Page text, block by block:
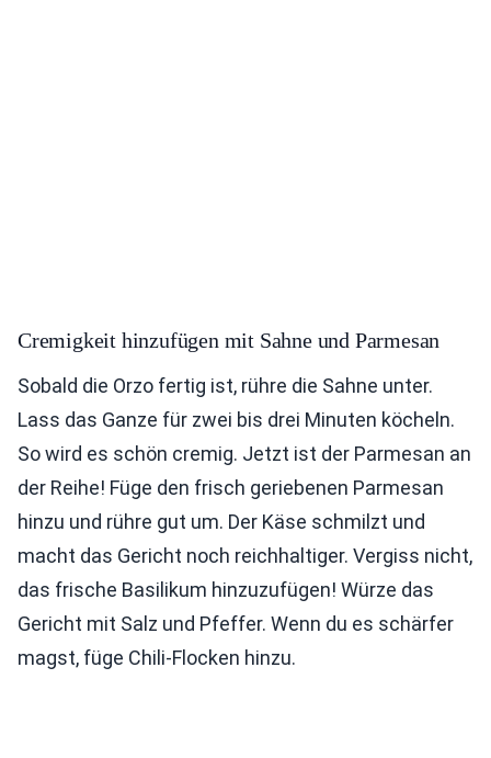
Cremigkeit hinzufügen mit Sahne und Parmesan
Sobald die Orzo fertig ist, rühre die Sahne unter.
Lass das Ganze für zwei bis drei Minuten köcheln.
So wird es schön cremig. Jetzt ist der Parmesan an
der Reihe! Füge den frisch geriebenen Parmesan
hinzu und rühre gut um. Der Käse schmilzt und
macht das Gericht noch reichhaltiger. Vergiss nicht,
das frische Basilikum hinzuzufügen! Würze das
Gericht mit Salz und Pfeffer. Wenn du es schärfer
magst, füge Chili-Flocken hinzu.